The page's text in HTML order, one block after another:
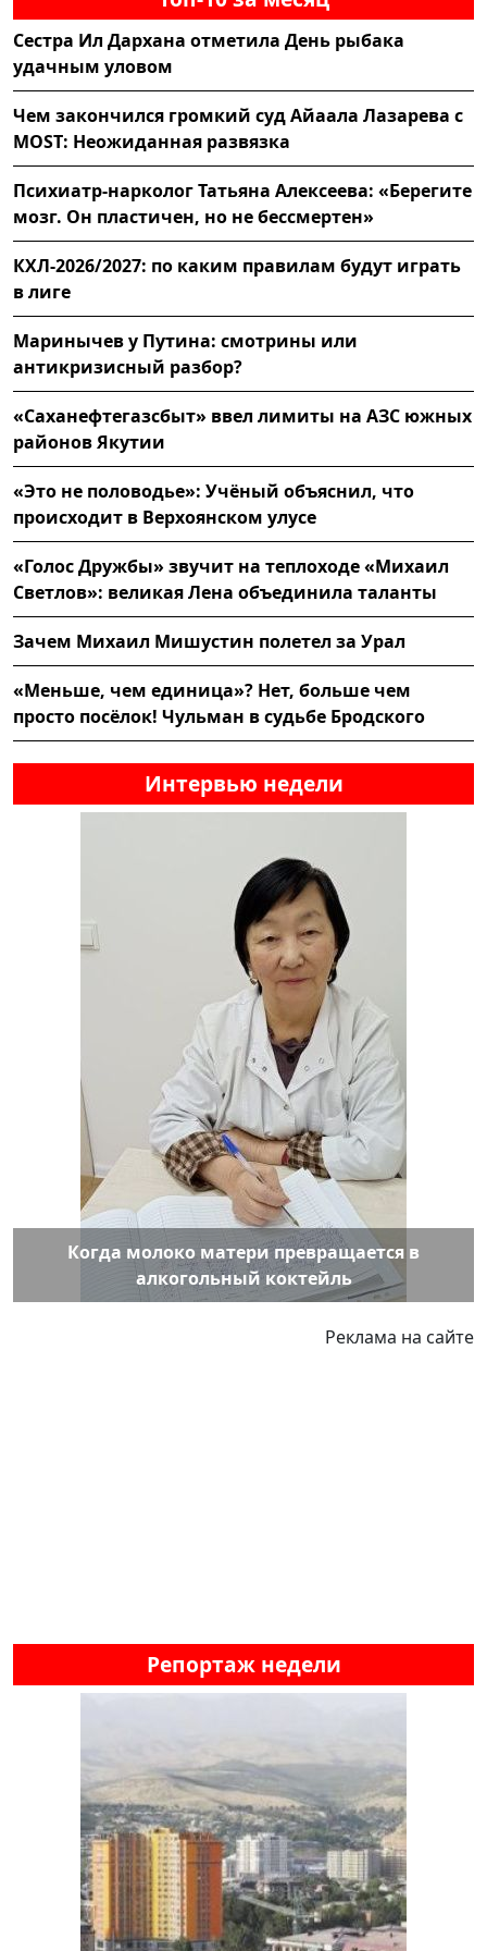
Сестра Ил Дархана отметила День рыбака
удачным уловом
Чем закончился громкий суд Айаала Лазарева с
MOST: Неожиданная развязка
Психиатр-нарколог Татьяна Алексеева: «Берегите
мозг. Он пластичен, но не бессмертен»
КХЛ-2026/2027: по каким правилам будут играть
в лиге
Маринычев у Путина: смотрины или
антикризисный разбор?
«Саханефтегазсбыт» ввел лимиты на АЗС южных
районов Якутии
«Это не половодье»: Учёный объяснил, что
происходит в Верхоянском улусе
«Голос Дружбы» звучит на теплоходе «Михаил
Светлов»: великая Лена объединила таланты
Зачем Михаил Мишустин полетел за Урал
«Меньше, чем единица»? Нет, больше чем
просто посёлок! Чульман в судьбе Бродского
Интервью недели
Когда молоко матери превращается в
алкогольный коктейль
Реклама на сайте
Репортаж недели